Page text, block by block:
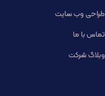
طراحی وب سایت
تماس با ما
وبلاگ شرکت